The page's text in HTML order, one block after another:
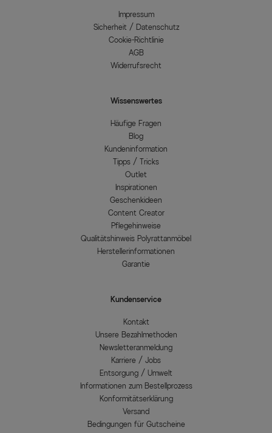
Impressum
Sicherheit / Datenschutz
Cookie-Richtlinie
AGB
Widerrufsrecht
Wissenswertes
Häufige Fragen
Blog
Kundeninformation
Tipps / Tricks
Outlet
Inspirationen
Geschenkideen
Content Creator
Pflegehinweise
Qualitätshinweis Polyrattanmöbel
Herstellerinformationen
Garantie
Kundenservice
Kontakt
Unsere Bezahlmethoden
Newsletteranmeldung
Karriere / Jobs
Entsorgung / Umwelt
Informationen zum Bestellprozess
Konformitätserklärung
Versand
Bedingungen für Gutscheine